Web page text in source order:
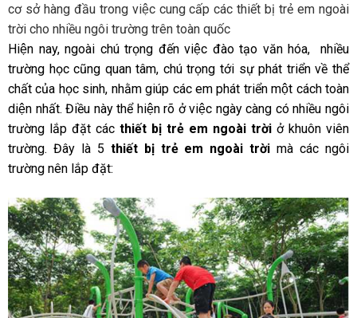
cơ sở hàng đầu trong việc cung cấp các thiết bị trẻ em ngoài
trời cho nhiều ngôi trường trên toàn quốc
Hiện nay, ngoài chú trọng đến việc đào tạo văn hóa, nhiều
trường học cũng quan tâm, chú trọng tới sự phát triển về thể
chất của học sinh, nhằm giúp các em phát triển một cách toàn
diện nhất. Điều này thể hiện rõ ở việc ngày càng có nhiều ngôi
trường lắp đặt các thiết bị trẻ em ngoài trời ở khuôn viên
trường. Đây là 5 thiết bị trẻ em ngoài trời mà các ngôi
trường nên lắp đặt: